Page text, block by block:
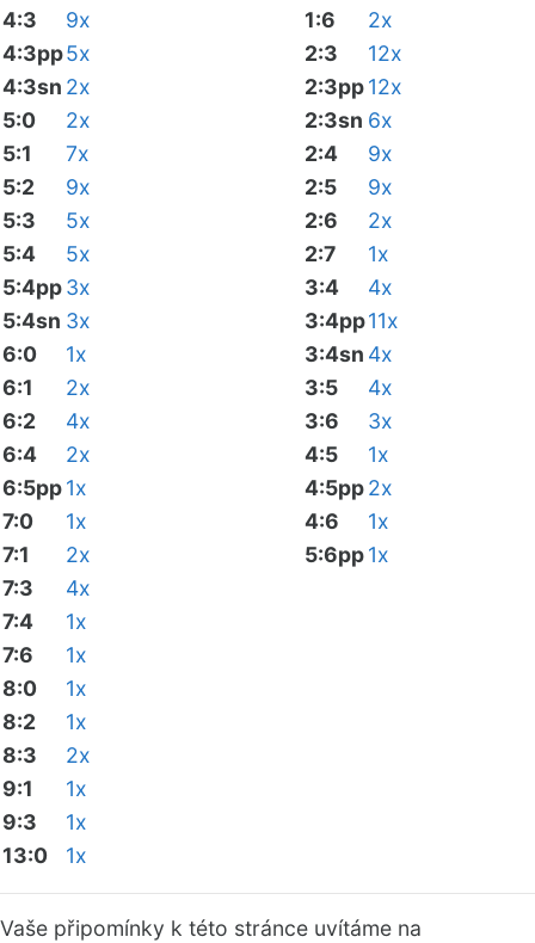
4:3
9x
4:3pp5x
4:3sn 2x
5:0
2x
5:1
7x
5:2
9x
5:3
5x
5:4
5x
5:4pp3x
5:4sn 3x
6:0
1x
6:1
2x
6:2
4x
6:4
2x
6:5pp1x
7:0
1x
7:1
2x
7:3
4x
7:4
1x
7:6
1x
8:0
1x
8:2
1x
8:3
2x
9:1
1x
9:3
1x
13:0
1x
1:6
2x
2:3
12x
2:3pp12x
2:3sn 6x
2:4
9x
2:5
9x
2:6
2x
2:7
1x
3:4
4x
3:4pp11x
3:4sn 4x
3:5
4x
3:6
3x
4:5
1x
4:5pp2x
4:6
1x
5:6pp1x
Vaše připomínky k této stránce uvítáme na